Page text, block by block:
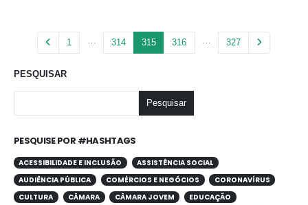
1 … 314 315 316 … 327
PESQUISAR
Pesquisar
PESQUISE POR #HASHTAGS
ACESSIBILIDADE E INCLUSÃO
ASSISTÊNCIA SOCIAL
AUDIÊNCIA PÚBLICA
COMÉRCIOS E NEGÓCIOS
CORONAVÍRUS
CULTURA
CÂMARA CÂMARA JOVEM
EDUCAÇÃO